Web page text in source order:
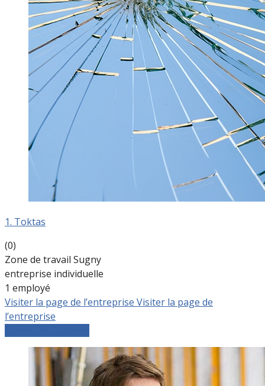
1. Toktas
(0)
Zone de travail Sugny
entreprise individuelle
1 employé
Visiter la page de l’entreprise Visiter la page de
l’entreprise